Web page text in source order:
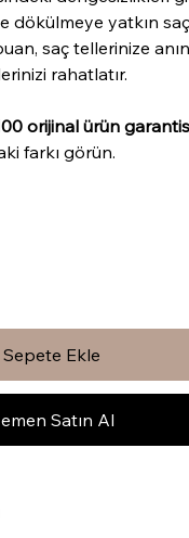
dökülmeye yatkın
saç tellerinize
rahatlatır.
orijinal ürün
farkı görün.
Sepete Ekle
Satın Al